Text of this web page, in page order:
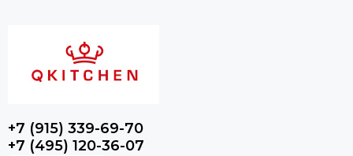
+7 (915) 339-69-70
+7 (495) 120-36-07